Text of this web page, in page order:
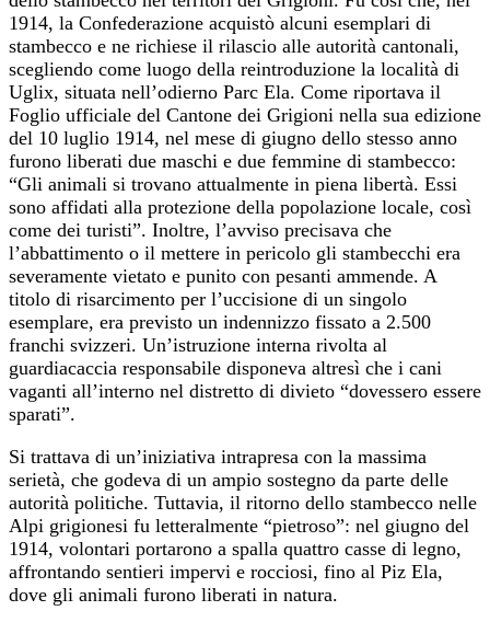
1914, la Confederazione acquistò alcuni esemplari di
stambecco e ne richiese il rilascio alle autorità cantonali,
scegliendo come luogo della reintroduzione la località di
Uglix, situata nell’odierno Parc Ela. Come riportava il
Foglio ufficiale del Cantone dei Grigioni nella sua edizione
del 10 luglio 1914, nel mese di giugno dello stesso anno
furono liberati due maschi e due femmine di stambecco:
“Gli animali si trovano attualmente in piena libertà. Essi
sono affidati alla protezione della popolazione locale, così
come dei turisti”. Inoltre, l’avviso precisava che
l’abbattimento o il mettere in pericolo gli stambecchi era
severamente vietato e punito con pesanti ammende. A
titolo di risarcimento per l’uccisione di un singolo
esemplare, era previsto un indennizzo fissato a 2.500
franchi svizzeri. Un’istruzione interna rivolta al
guardiacaccia responsabile disponeva altresì che i cani
vaganti all’interno nel distretto di divieto “dovessero essere
sparati”.
Si trattava di un’iniziativa intrapresa con la massima
serietà, che godeva di un ampio sostegno da parte delle
autorità politiche. Tuttavia, il ritorno dello stambecco nelle
Alpi grigionesi fu letteralmente “pietroso”: nel giugno del
1914, volontari portarono a spalla quattro casse di legno,
affrontando sentieri impervi e rocciosi, fino al Piz Ela,
dove gli animali furono liberati in natura.